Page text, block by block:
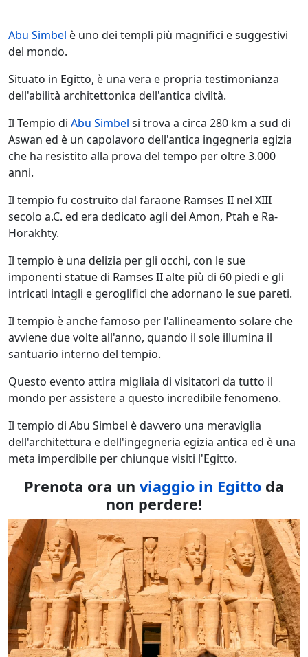
Abu Simbel è uno dei templi più magnifici e suggestivi
del mondo.
Situato in Egitto, è una vera e propria testimonianza
dell'abilità architettonica dell'antica civiltà.
Il Tempio di Abu Simbel si trova a circa 280 km a sud di
Aswan ed è un capolavoro dell'antica ingegneria egizia
che ha resistito alla prova del tempo per oltre 3.000
anni.
Il tempio fu costruito dal faraone Ramses II nel XIII
secolo a.C. ed era dedicato agli dei Amon, Ptah e Ra-
Horakhty.
Il tempio è una delizia per gli occhi, con le sue
imponenti statue di Ramses II alte più di 60 piedi e gli
intricati intagli e geroglifici che adornano le sue pareti.
Il tempio è anche famoso per l'allineamento solare che
avviene due volte all'anno, quando il sole illumina il
santuario interno del tempio.
Questo evento attira migliaia di visitatori da tutto il
mondo per assistere a questo incredibile fenomeno.
Il tempio di Abu Simbel è davvero una meraviglia
dell'architettura e dell'ingegneria egizia antica ed è una
meta imperdibile per chiunque visiti l'Egitto.
Prenota ora un viaggio in Egitto da
non perdere!